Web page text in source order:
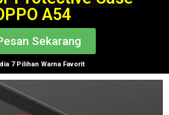
A54
Sekarang
7 Pilihan Warna Favorit